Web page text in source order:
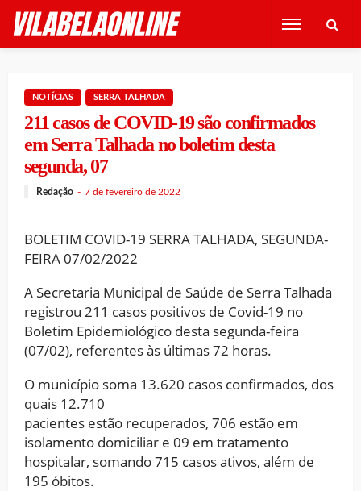
NOTÍCIAS SERRA TALHADA
211 casos de COVID-19 são confirmados
em Serra Talhada no boletim desta
segunda, 07
Redação 7 de fevereiro de 2022
BOLETIM COVID-19 SERRA TALHADA, SEGUNDA-
FEIRA 07/02/2022
A Secretaria Municipal de Saúde de Serra Talhada
registrou 211 casos positivos de Covid-19 no
Boletim Epidemiológico desta segunda-feira
(07/02), referentes às últimas 72 horas.
O município soma 13.620 casos confirmados, dos
quais 12.710
pacientes estão recuperados, 706 estão em
isolamento domiciliar e 09 em tratamento
hospitalar, somando 715 casos ativos, além de
195 óbitos.